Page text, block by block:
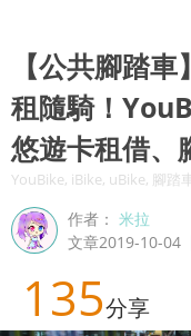
【公共腳踏
租隨騎！
悠遊卡租借、
YouBike, iBike, uBike, 腳踏
作者：米拉
文章2019-10-04
135分享